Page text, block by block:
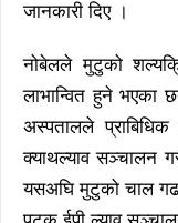
जानकारी दिए ।
नोबेलले मुटुको
लाभान्वित हुने भएका
अस्पतालले
क्याथल्याव सञ्चालन
यसअघि मुटुको चाल